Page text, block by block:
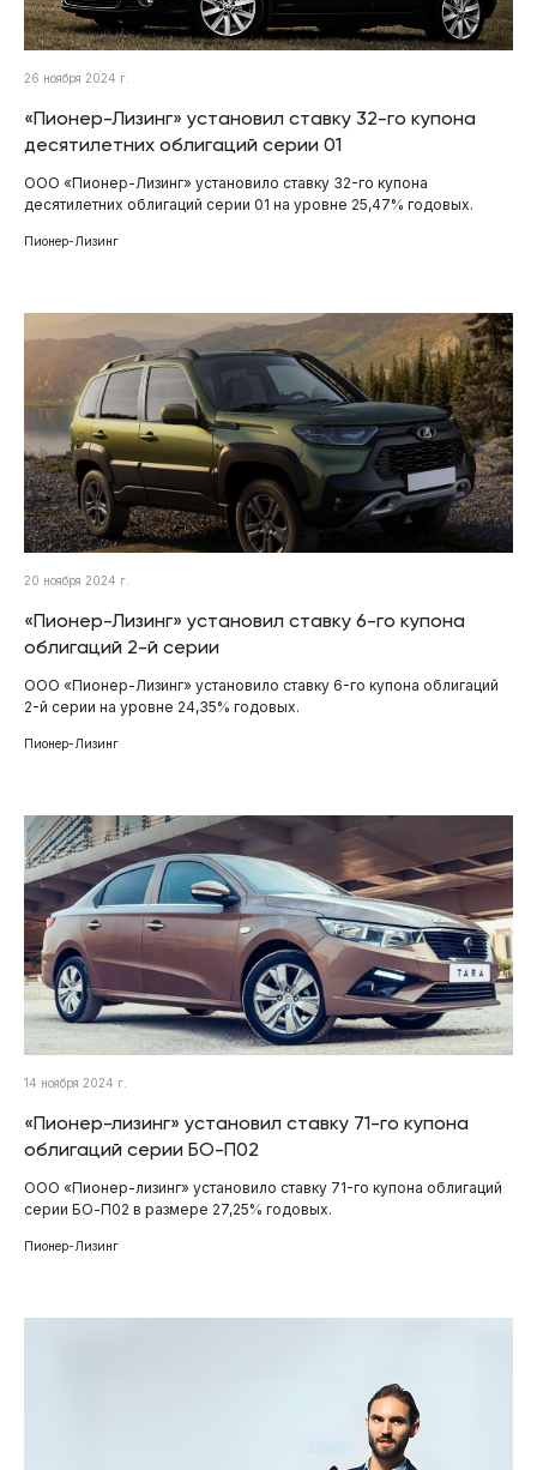
26 ноября 2024 г.
«Пионер-Лизинг» установил ставку 32-го купона
десятилетних облигаций серии 01
ООО «Пионер-Лизинг» установило ставку 32-го купона
десятилетних облигаций серии 01 на уровне 25,47% годовых.
Пионер-Лизинг
20 ноября 2024 г.
«Пионер-Лизинг» установил ставку 6-го купона
облигаций 2-й серии
ООО «Пионер-Лизинг» установило ставку 6-го купона облигаций
2-й серии на уровне 24,35% годовых.
Пионер-Лизинг
14 ноября 2024 г.
«Пионер-лизинг» установил ставку 71-го купона
облигаций серии БО-П02
ООО «Пионер-лизинг» установило ставку 71-го купона облигаций
серии БО-П02 в размере 27,25% годовых.
Пионер-Лизинг